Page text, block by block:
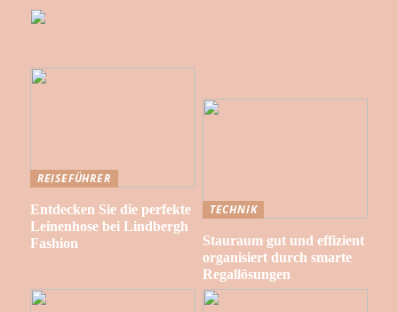
REISEFÜHRER
Entdecken Sie die perfekte
Leinenhose bei Lindbergh
Fashion
TECHNIK
Stauraum gut und effizient
organisiert durch smarte
Regallösungen